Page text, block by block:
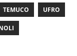
TEMUCO UFRO